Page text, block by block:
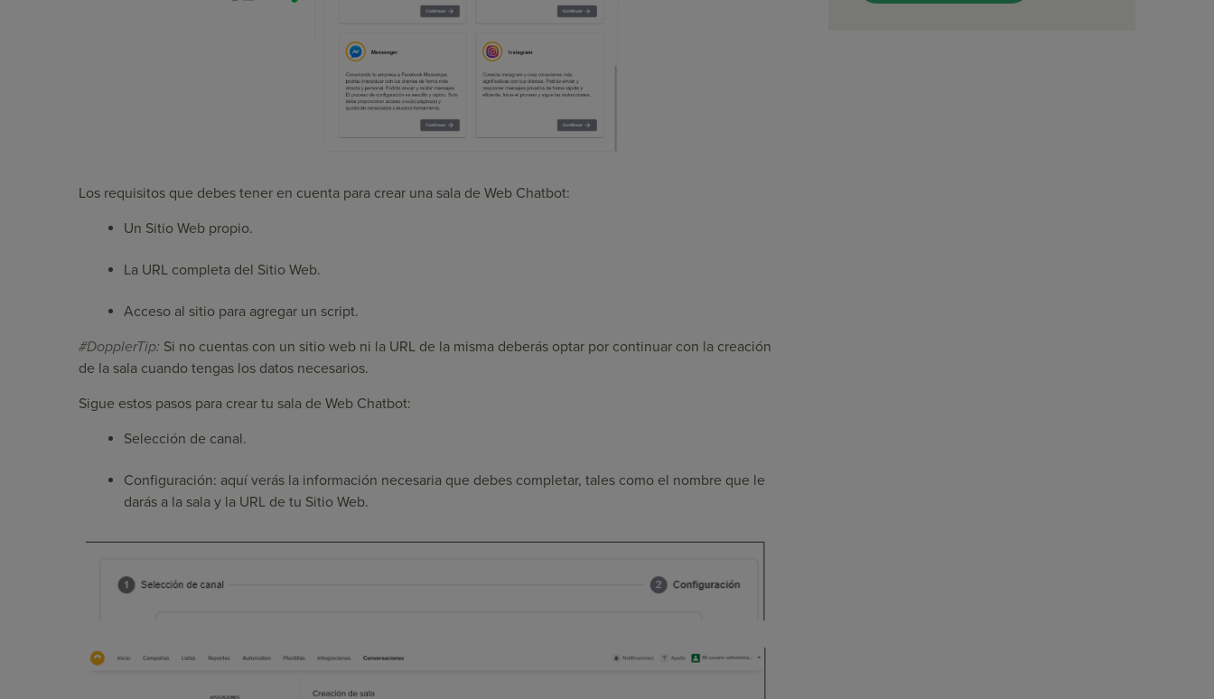
Los requisitos que debes tener en cuenta para crear una sala de Web Chatbot:
Un Sitio Web propio.
La URL completa del Sitio Web.
Acceso al sitio para agregar un script.
#DopplerTip: Si no cuentas con un sitio web ni la URL de la misma deberás optar por continuar con la creación
de la sala cuando tengas los datos necesarios.
Sigue estos pasos para crear tu sala de Web Chatbot:
Selección de canal.
Configuración: aquí verás la información necesaria que debes completar, tales como el nombre que le
darás a la sala y la URL de tu Sitio Web.